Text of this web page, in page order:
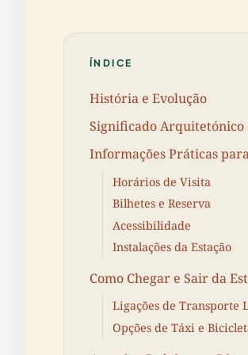
ÍNDICE
História e Evolução
Significado Arquitetónico
Informações Práticas
Horários de Visita
Bilhetes e Reserva
Acessibilidade
Instalações da Estação
Como Chegar e Sair da
Ligações de Transporte
Opções de Táxi e